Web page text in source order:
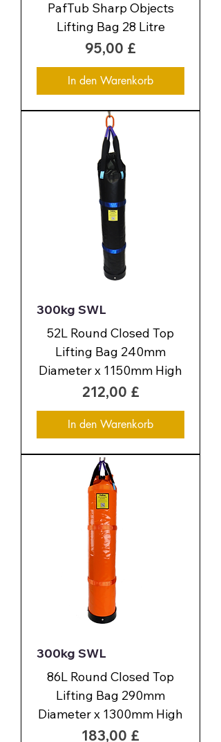
PafTub Sharp Objects
Lifting Bag 28 Litre
Preis
95,00 £
In den Warenkorb
300kg SWL
52L Round Closed Top
Lifting Bag 240mm
Diameter x 1150mm High
Preis
212,00 £
In den Warenkorb
300kg SWL
86L Round Closed Top
Lifting Bag 290mm
Diameter x 1300mm High
Preis
183,00 £